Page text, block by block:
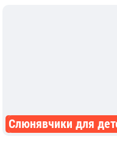
Слюнявчики для